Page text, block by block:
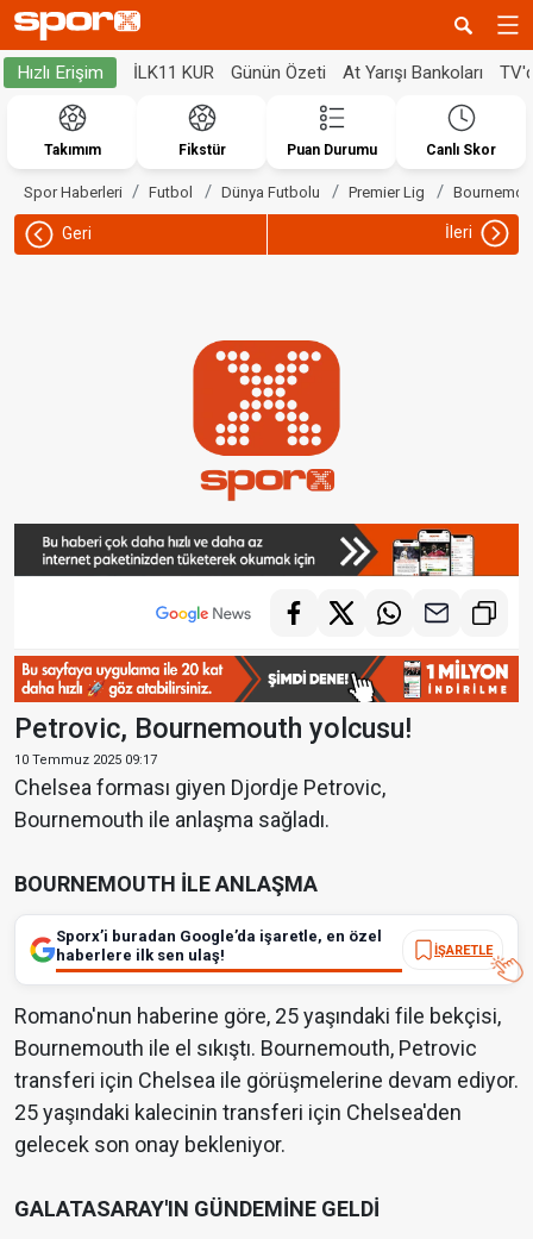
Hızlı Erişim İLK11 KUR Günün Özeti At Yarışı Bankoları
Takımım Fikstür Puan Durumu Canlı Skor
Spor Haberleri Futbol Dünya Futbolu Premier Lig
Geri İleri
Petrovic, Bournemouth yolcusu!
10 Temmuz 2025 09:17
Chelsea forması giyen Djordje Petrovic,
Bournemouth ile anlaşma sağladı.
BOURNEMOUTH İLEANLAŞMA
Sporx’i buradan Google’da işaretle, en özel
haberlere ilk sen ulaş!
İŞARETLE
Romano'nun haberine göre, 25 yaşındaki file bekçisi,
Bournemouth ile el sıkıştı. Bournemouth, Petrovic
transferi için Chelsea ile görüşmelerine devam ediyor.
25 yaşındaki kalecinin transferi için Chelsea'den
gelecek son onay bekleniyor.
GALATASARAY'IN GÜNDEMİNE GELDİ